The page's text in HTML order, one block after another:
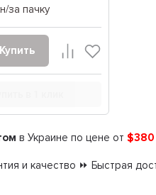
за пачку
Купить
в Украине по цене от$380
и качество ⏩ Быстрая